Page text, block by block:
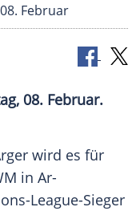
Februar
08. Februar.
wird es für
in Ar-
League-Sieger